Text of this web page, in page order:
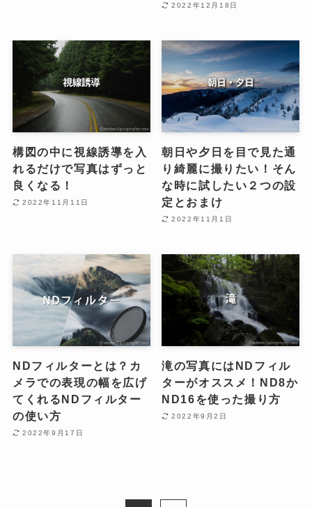
2022年12月18日
構図の中に視線誘導を入
れるだけで写真はずっと
良くなる！
2022年11月11日
朝日や夕日を目で見た通
り綺麗に撮りたい！そん
な時に試したい２つの設
定とおまけ
2022年11月1日
NDフィルターとは？カ
メラでの表現の幅を広げ
てくれるNDフィルター
の使い方
2022年9月17日
滝の写真にはNDフィル
ターがオススメ！ND8か
ND16を使った撮り方
2022年9月2日